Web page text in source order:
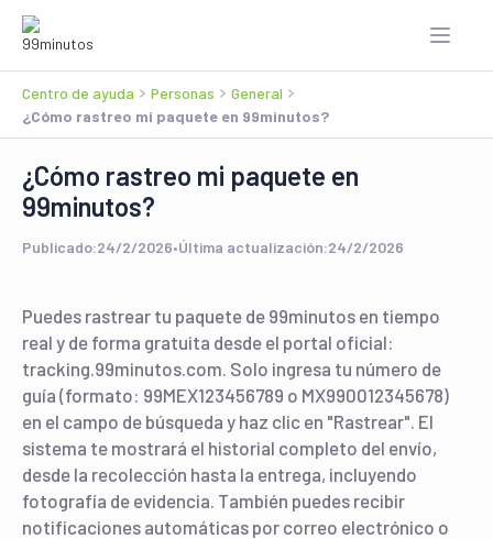
Centro de ayuda Personas
General
¿Cómo rastreo mi paquete en 99minutos?
¿Cómo rastreo mi paquete en
99minutos?
Publicado:24/2/2026•Última actualización:24/2/2026
Puedes rastrear tu paquete de 99minutos en tiempo
real y de forma gratuita desde el portal oficial:
tracking.99minutos.com. Solo ingresa tu número de
guía (formato: 99MEX123456789 o MX990012345678)
en el campo de búsqueda y haz clic en "Rastrear". El
sistema te mostrará el historial completo del envío,
desde la recolección hasta la entrega, incluyendo
fotografía de evidencia. También puedes recibir
notificaciones automáticas por correo electrónico o